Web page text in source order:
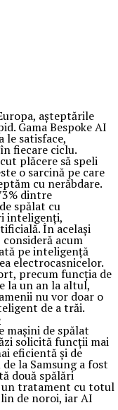
așteptările
Gama Bespoke AI
le satisface,
fiecare ciclu.
plăcere să speli
o sarcină pe care
cu nerăbdare.
dintre
spălat cu
inteligenți,
În același
acum
pe inteligență
electrocasnicelor.
precum funcția de
la un an la altul,
nu vor doar o
de a trăi.
mașini de spălat
solicită funcții mai
eficientă și de
la Samsung a fost
două spălări
un tratament cu totul
de noroi, iar AI